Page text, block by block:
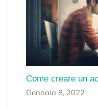
Come creare un
Gennaio 8, 2022